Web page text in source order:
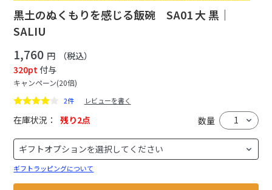
黒土のぬくもりを感じる飯碗 SA01 大 黒｜
SALIU
1,760 円
（税込）
320pt 付与
キャンペーン(20倍)
2件 レビューを書く
在庫状況： 残り2点 数量
ギフトラッピングについて